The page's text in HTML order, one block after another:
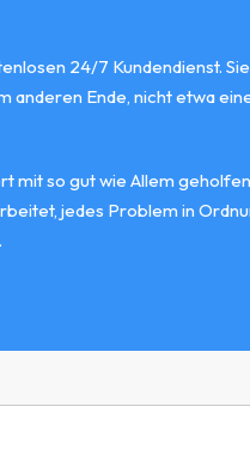
24/7 Kundendienst.
anderen Ende, nicht etwa
mit so gut wie Allem
jedes Problem in